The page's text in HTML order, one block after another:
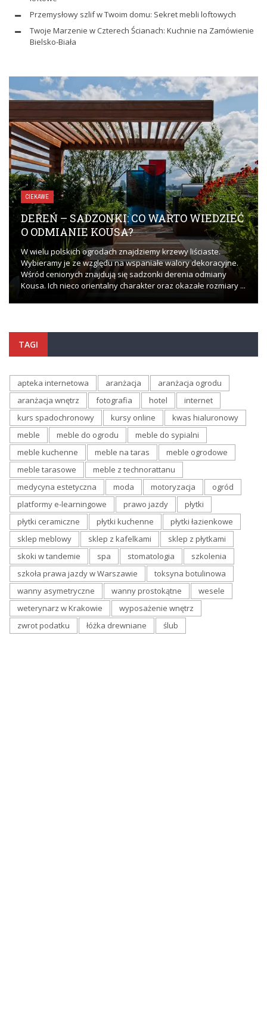
Przemysłowy szlif w Twoim domu: Sekret mebli loftowych
Twoje Marzenie w Czterech Ścianach: Kuchnie na Zamówienie
Bielsko-Biała
CIEKAWE
DEREŃ – SADZONKI: CO WARTO WIEDZIEĆ
O ODMIANIE KOUSA?
W wielu polskich ogrodach znajdziemy krzewy liściaste.
Wybieramy je ze względu na wspaniałe walory dekoracyjne.
Wśród cenionych znajdują się sadzonki derenia odmiany
Kousa. Ich nieco orientalny charakter oraz okazałe rozmiary ...
TAGI
apteka internetowa aranżacja
aranżacja ogrodu
aranżacja wnętrz
fotografia hotel
internet
kurs spadochronowy
kursy online
kwas hialuronowy
meble
meble do ogrodu
meble do sypialni
meble kuchenne
meble na taras
meble ogrodowe
meble tarasowe
meble z technorattanu
medycyna estetyczna
moda motoryzacja
ogród
platformy e-learningowe
prawo jazdy
płytki
płytki ceramiczne
płytki kuchenne
płytki łazienkowe
sklep meblowy
sklep z kafelkami
sklep z płytkami
skoki w tandemie
spa stomatologia
szkolenia
szkoła prawa jazdy w Warszawie
toksyna botulinowa
wanny asymetryczne
wanny prostokątne
wesele
weterynarz w Krakowie
wyposażenie wnętrz
zwrot podatku
łóżka drewniane ślub